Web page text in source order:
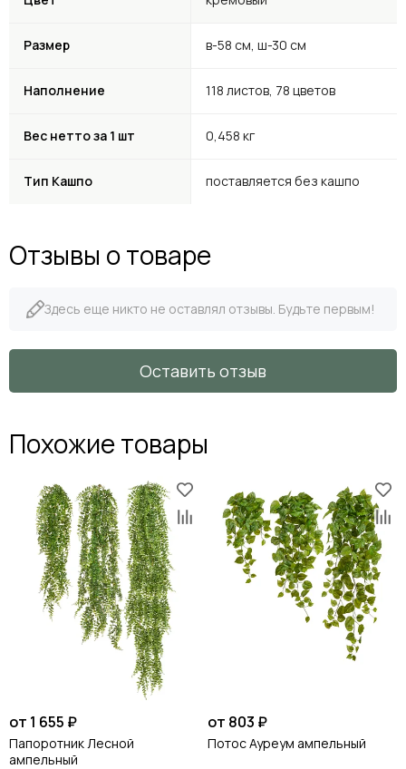
Размер в-58 см, ш-30 см
Наполнение 118 листов, 78 цветов
Вес нетто за 1 шт 0,458 кг
Тип Кашпо поставляется без кашпо
Отзывы о товаре
Здесь еще никто не оставлял отзывы. Будьте первым!
Оставить отзыв
Похожие товары
от 1 655 ₽
Папоротник Лесной
ампельный
от 803 ₽
Потос Ауреум ампельный